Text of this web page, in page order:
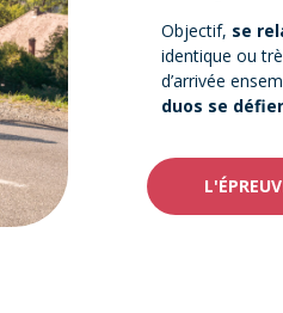
Objectif, se
identique ou
d’arrivée
duos se